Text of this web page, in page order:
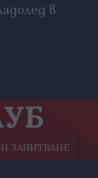
в
ЗАПИТВАНЕ